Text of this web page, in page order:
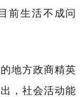
前生活不成问
地方政商精英
，社会活动能